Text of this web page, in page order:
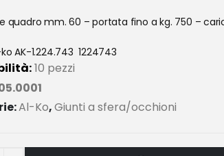
quadro mm. 60 – portata fino a kg. 750 –
AK-1.224.743 1224743
10 pezzi
Al-Ko,Giunti a sfera/occhioni